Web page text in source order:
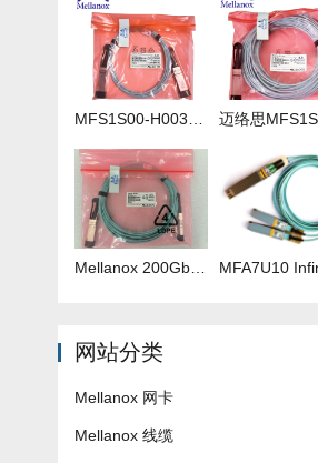
网站分类
Mellanox 网卡
Mellanox 线缆